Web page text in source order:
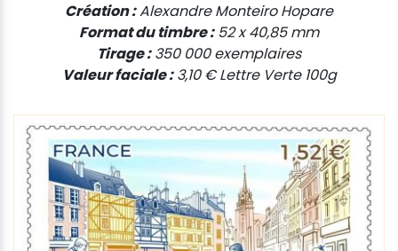
Création :Alexandre Monteiro Hopare
Format du timbre :52 x 40,85 mm
Tirage :350 000 exemplaires
Valeur faciale :3,10 € Lettre Verte 100g